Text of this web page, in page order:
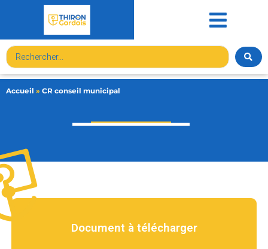
Accueil » CR conseil municipal
Document à télécharger